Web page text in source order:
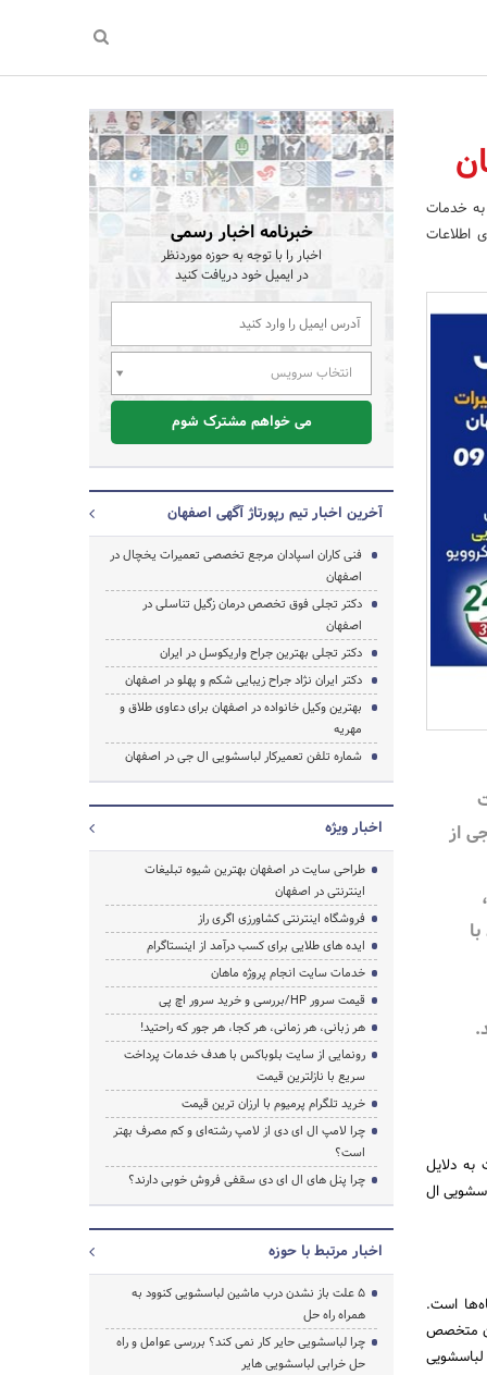
به خدمات
اطلاعات
از
به دلایل
ال
است.
متخصص
خبرنامه اخبار رسمی
اخبار را با توجه به حوزه موردنظر
در ایمیل خود دریافت کنید
انتخاب سرویس
می خواهم مشترک شوم
آخرین اخبار تیم رپورتاژ آگهی اصفهان
فنی کاران اسپادان مرجع تخصصی تعمیرات یخچال در
اصفهان
دکتر تجلی فوق تخصص درمان زگیل تناسلی در
اصفهان
دکتر تجلی بهترین جراح واریکوسل در ایران
دکتر ایران نژاد جراح زیبایی شکم و پهلو در اصفهان
بهترین وکیل خانواده در اصفهان برای دعاوی طلاق و
مهریه
شماره تلفن تعمیرکار لباسشویی ال جی در اصفهان
اخبار ویژه
طراحی سایت در اصفهان بهترین شیوه تبلیغات
اینترنتی در اصفهان
فروشگاه اینترنتی کشاورزی اگری راز
ایده های طلایی برای کسب درآمد از اینستاگرام
خدمات سایت انجام پروژه ماهان
قیمت سرور HP/بررسی و خرید سرور اچ پی
هر زبانی، هر زمانی، هر کجا، هر جور که راحتید!
رونمایی از سایت بلوباکس با هدف خدمات پرداخت
سریع با نازلترین قیمت
خرید تلگرام پرمیوم با ارزان ترین قیمت
چرا لامپ ال ای دی از لامپ رشته‌ای و کم مصرف بهتر
است؟
چرا پنل های ال ای دی سقفی فروش خوبی دارند؟
اخبار مرتبط با حوزه
5 علت باز نشدن درب ماشین لباسشویی کنوود به
همراه راه حل
چرا لباسشویی حایر کار نمی کند؟ بررسی عوامل و راه
حل خرابی لباسشویی هایر